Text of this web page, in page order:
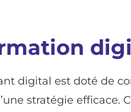
digital est doté de
stratégie efficace.